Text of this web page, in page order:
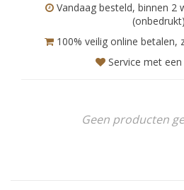
Vandaag besteld, binnen 2
(onbedrukt)
100% veilig online betalen,
Service met een
Geen producten